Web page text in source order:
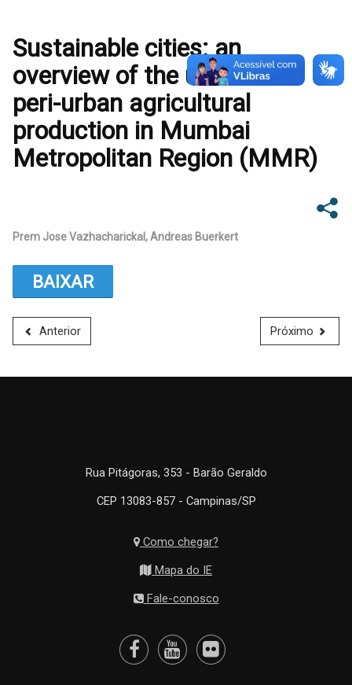
Sustainable cities: an
overview of the urban and
peri-urban agricultural
production in Mumbai
Metropolitan Region (MMR)
Prem Jose Vazhacharickal, Andreas Buerkert
BAIXAR
Anterior Próximo
Rua Pitágoras, 353 - Barão Geraldo
CEP 13083-857 - Campinas/SP
Como chegar?
Mapa do IE
Fale-conosco